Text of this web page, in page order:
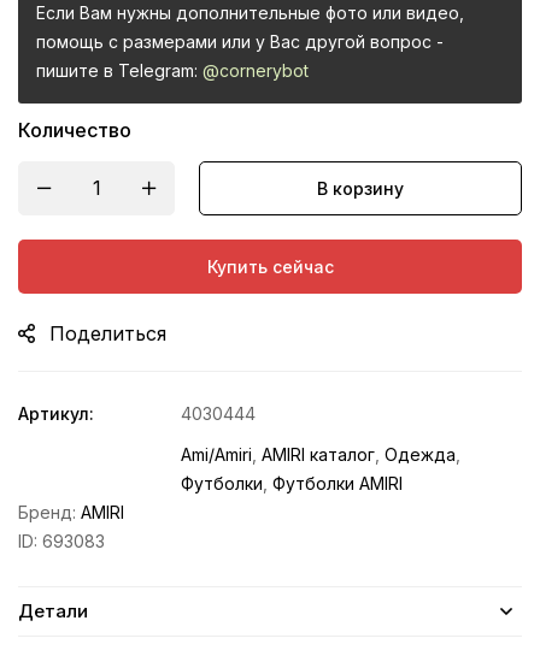
Если Вам нужны дополнительные фото или видео,
помощь с размерами или у Вас другой вопрос -
пишите в Telegram: @cornerybot
Количество
В корзину
Купить сейчас
Поделиться
Артикул:
4030444
Ami/Amiri AMIRI каталог Одежда
Футболки Футболки AMIRI
Бренд: AMIRI
ID: 693083
Детали